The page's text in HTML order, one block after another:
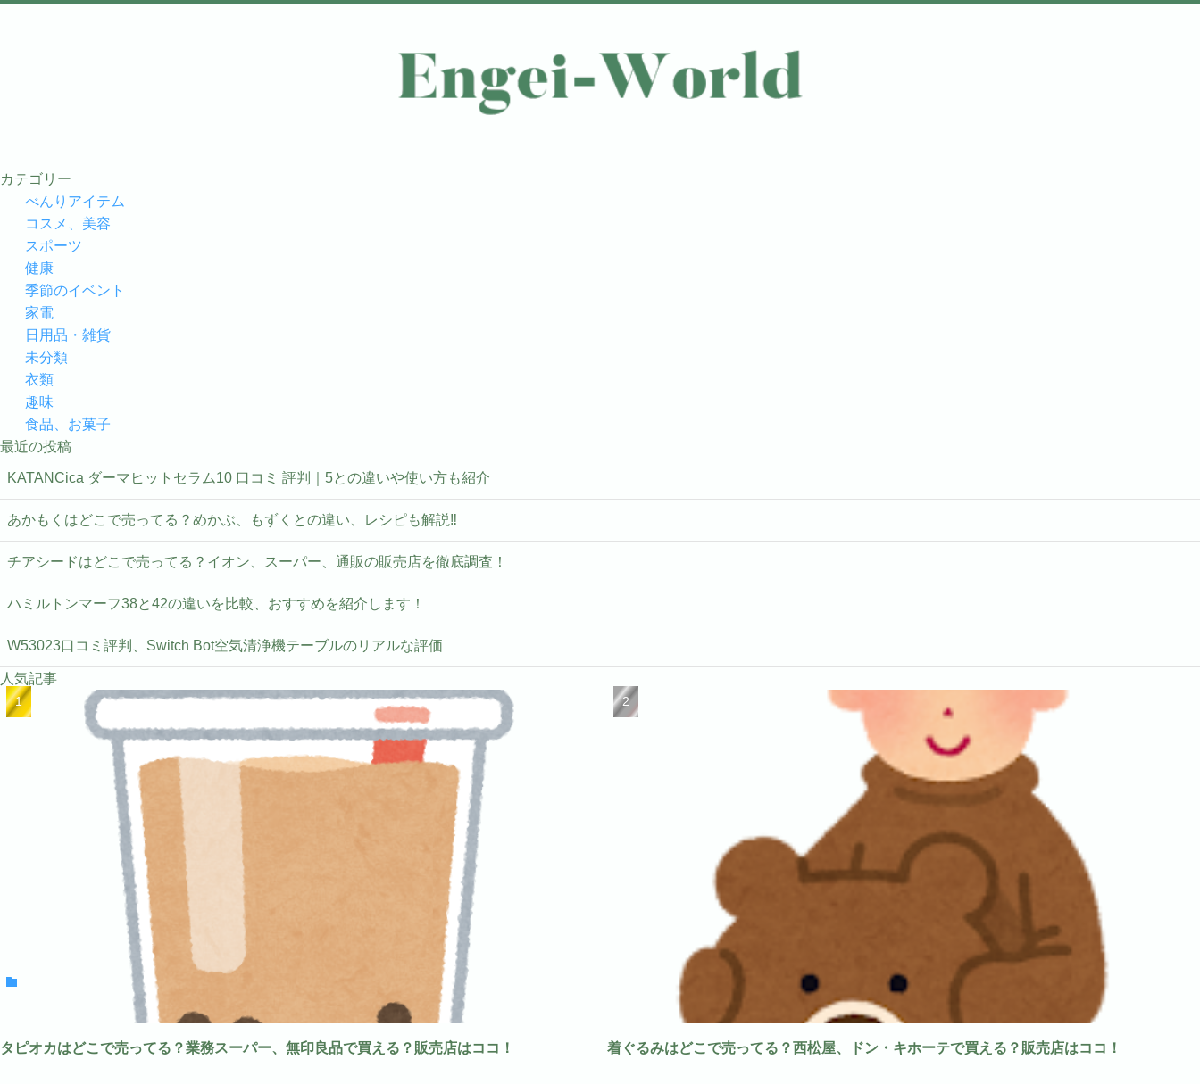
カテゴリー
べんりアイテム
コスメ、美容
スポーツ
健康
季節のイベント
家電
日用品・雑貨
未分類
衣類
趣味
食品、お菓子
最近の投稿
KATANCica ダーマヒットセラム10 口コミ 評判｜5との違いや使い方も紹介
あかもくはどこで売ってる？めかぶ、もずくとの違い、レシピも解説‼
チアシードはどこで売ってる？イオン、スーパー、通販の販売店を徹底調査！
ハミルトンマーフ38と42の違いを比較、おすすめを紹介します！
W53023口コミ評判、Switch Bot空気清浄機テーブルのリアルな評価
人気記事
タピオカはどこで売ってる？業務スーパー、無印良品で買える？販売店はココ！ 着ぐるみはどこで売ってる？西松屋、ドン・キホーテで買える？販売店はココ！